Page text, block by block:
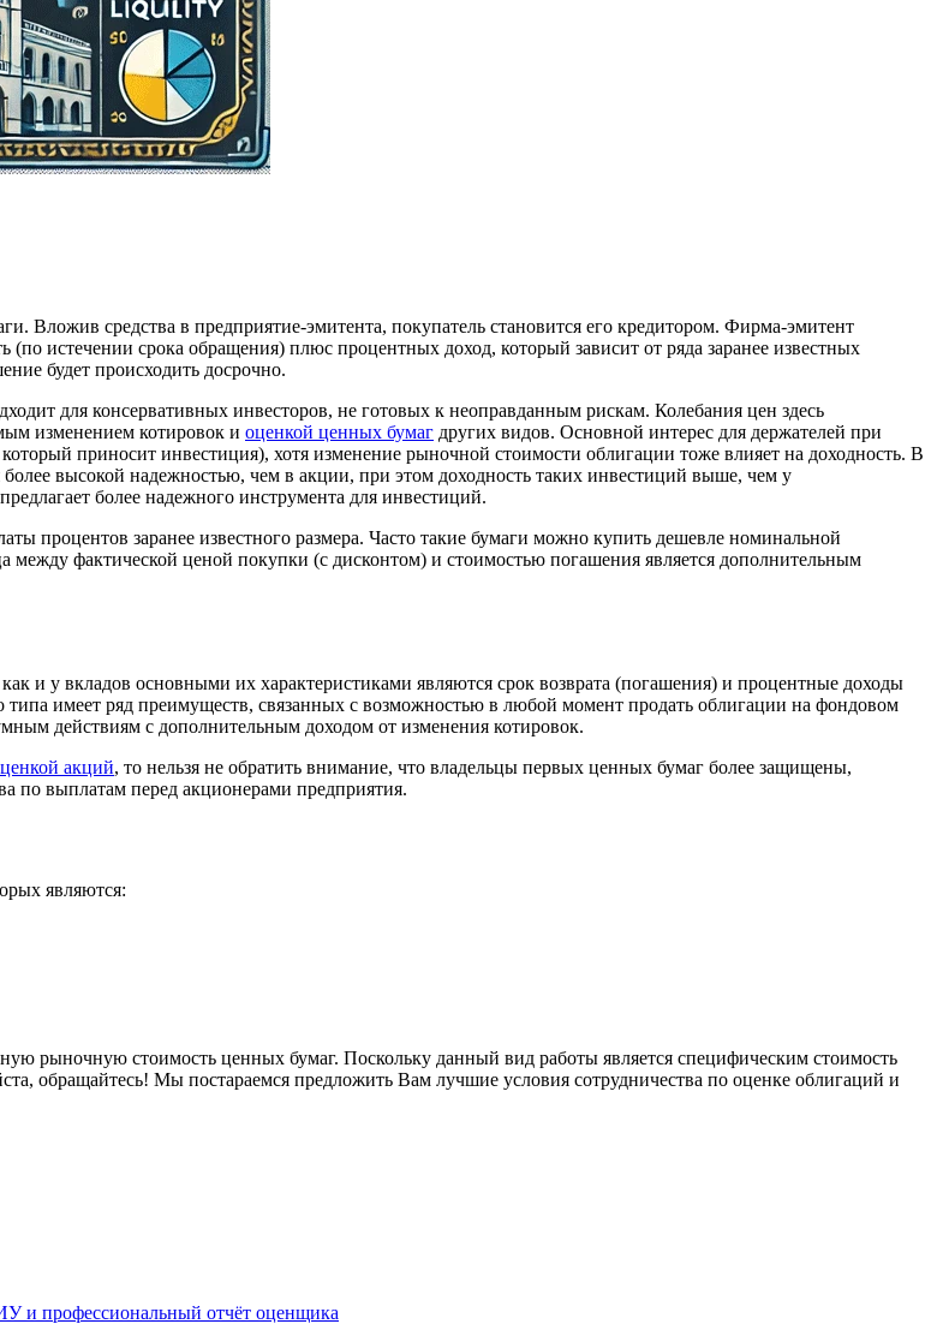
Вложив средства в предприятие-эмитента, покупатель становится его кредитором. Фирма-эмитент
истечении срока обращения) плюс процентных доход, который зависит от ряда заранее известных
будет происходить досрочно.
для консервативных инвесторов, не готовых к неоправданным рискам. Колебания цен здесь
изменением котировок и оценкой ценных бумаг других видов. Основной интерес для держателей при
приносит инвестиция), хотя изменение рыночной стоимости облигации тоже влияет на доходность. В
высокой надежностью, чем в акции, при этом доходность таких инвестиций выше, чем у
более надежного инструмента для инвестиций.
процентов заранее известного размера. Часто такие бумаги можно купить дешевле номинальной
фактической ценой покупки (с дисконтом) и стоимостью погашения является дополнительным
и у вкладов основными их характеристиками являются срок возврата (погашения) и процентные доходы
имеет ряд преимуществ, связанных с возможностью в любой момент продать облигации на фондовом
действиям с дополнительным доходом от изменения котировок.
акций, то нельзя не обратить внимание, что владельцы первых ценных бумаг более защищены,
по выплатам перед акционерами предприятия.
являются:
рыночную стоимость ценных бумаг. Поскольку данный вид работы является специфическим стоимость
обращайтесь! Мы постараемся предложить Вам лучшие условия сотрудничества по оценке облигаций и